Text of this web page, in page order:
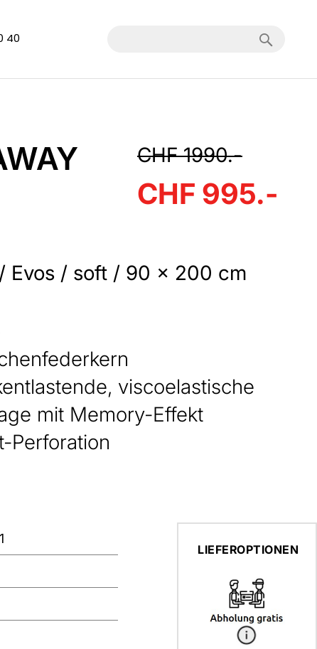
40
CHF 1990.-
CHF 995.-
/ Evos / soft / 90 x 200 cm
viscoelastische
mit Memory-Effekt
Perforation
LIEFEROPTIONEN